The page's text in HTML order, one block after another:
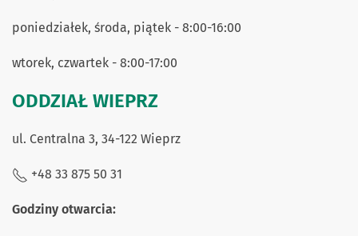
poniedziałek, środa, piątek - 8:00-16:00
wtorek, czwartek - 8:00-17:00
ODDZIAŁ WIEPRZ
ul. Centralna 3, 34-122 Wieprz
+48 33 875 50 31
Godziny otwarcia: